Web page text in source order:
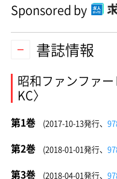
Sponsored by
書誌情報
昭和ファンファー
KC〉
第1巻 (2017-10-13発行、
第2巻 (2018-01-01発行、
第3巻 (2018-04-01発行、